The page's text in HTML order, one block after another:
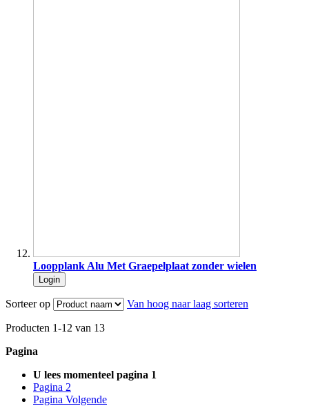
Loopplank Alu Met Graepelplaat zonder wielen
Login
Sorteer op Van hoog naar laag sorteren
Producten 1-12 van 13
Pagina
U lees momenteel pagina 1
Pagina 2
Pagina Volgende